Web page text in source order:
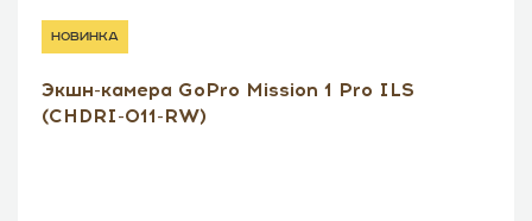
новинка
Экшн-камера GoPro Mission 1 Pro ILS
(CHDRI-011-RW)